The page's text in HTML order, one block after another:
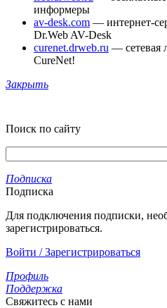
информеры
av-desk.com — интернет-
Dr.Web AV-Desk
curenet.drweb.ru — сетевая
CureNet!
Закрыть
Поиск по сайту
Подписка
Подписка
Для подключения подписки,
зарегистрироваться.
Войти / Зарегистрироваться
Профиль
Поддержка
Свяжитесь с нами